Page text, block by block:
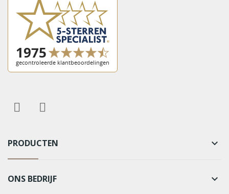
PRODUCTEN keyboard_arrow_down
ONS BEDRIJF keyboard_arrow_down